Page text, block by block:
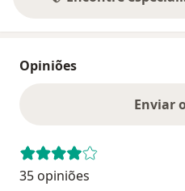
Opiniões
Enviar
35 opiniões